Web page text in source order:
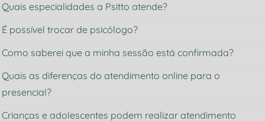
Quais especialidades a Psitto atende?
É possível trocar de psicólogo?
Como saberei que a minha sessão está confirmada?
Quais as diferenças do atendimento online para o
presencial?
Crianças e adolescentes podem realizar atendimento